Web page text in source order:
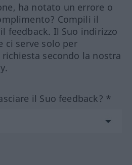
ha notato un errore o
Compili il
feedback. Il Suo indirizzo
ci serve solo per
secondo la nostra
il Suo feedback? *